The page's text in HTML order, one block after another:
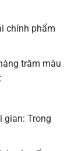
chính phẩm
trăm màu
gian: Trong